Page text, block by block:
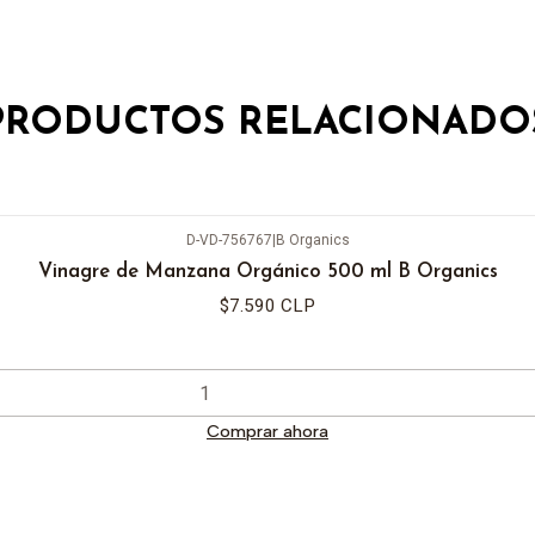
D-VD-756767|B Organics
Vinagre de Manzana Orgánico 500 ml B Organics
$7.590 CLP
Comprar ahora